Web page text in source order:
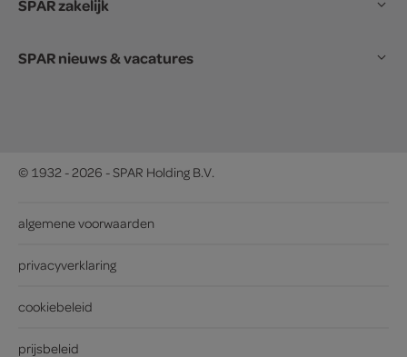
SPAR zakelijk
SPAR nieuws & vacatures
© 1932 - 2026 - SPAR Holding B.V.
algemene voorwaarden
privacyverklaring
cookiebeleid
prijsbeleid